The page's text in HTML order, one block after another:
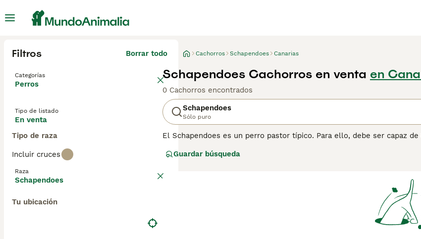
Filtros Borrar todo
Categorías
Perros
Tipo de listado
En venta
Tipo de raza
Incluir cruces
Raza
Schapendoes
Tu ubicación
Cachorros Schapendoes Canarias
Schapendoes Cachorros en venta en
0 Cachorros encontrados
Schapendoes
Sólo puro
El Schapendoes es un perro pastor típico. Para ello, debe ser capaz
muestra gran afecto y lealtad. Es alegre, travieso, entusiasta,
Guardar búsqueda